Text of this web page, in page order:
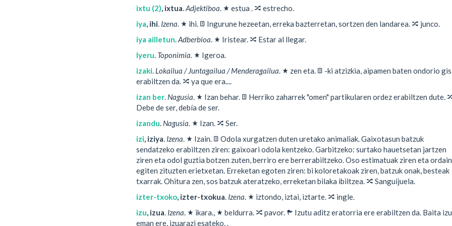
ixtu (2) ixtua Adjektiboa ★ estua . 🔀 estrecho.
iya ihi Izena ★ ihi. 📄 Ingurune hezeetan, erreka bazterretan, sortzen den landarea. 🔀 junco.
iya ailletun Adberbioa ★ Iristear. 🔀 Estar al llegar.
Iyeru Toponimia ★ Igeroa.
izaki Lokailua / Juntagailua / Menderagailua ★ zen eta. 📄 -ki atzizkia, aipamen baten ondorio
erabiltzen da. 🔀 ya que era....
izan ber Nagusia ★ Izan behar. 📄 Herriko zaharrek "omen" partikularen ordez erabiltzen dute.
Debe de ser, debía de ser.
izandu Nagusia ★ Izan. 🔀 Ser.
izi iziya Izena ★ Izain. 📄 Odola xurgatzen duten uretako animaliak. Gaixotasun batzuk
sendatzeko erabiltzen ziren: gaixoari odola kentzeko. Garbitzeko: surtako hauetsetan jartzen
ziren eta odol guztia botzen zuten, berriro ere berrerabiltzeko. Oso estimatuak ziren eta
egiten zituzten erietxetan. Erreketan egoten ziren: bi koloretakoak ziren, batzuk onak, besteak
txarrak. Ohitura zen, sos batzuk ateratzeko, erreketan bilaka ibiltzea. 🔀 Sanguijuela.
izter-txoko izter-txokua Izena ★ iztondo, iztai, iztarte. 🔀 ingle.
izu izua Izena ★ ikara., ★ beldurra. 🔀 pavor. ⚑ Izutu aditz eratorria ere erabiltzen da. Baita
eman ere, izuarazi esateko. .